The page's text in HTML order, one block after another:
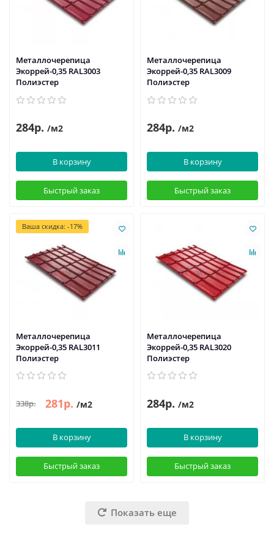
Металлочерепица
Экоррей-0,35 RAL3003
Полиэстер
284р. /м2
В корзину
Быстрый заказ
Металлочерепица
Экоррей-0,35 RAL3009
Полиэстер
284р. /м2
В корзину
Быстрый заказ
Ваша скидка: -17%
Металлочерепица
Экоррей-0,35 RAL3011
Полиэстер
338р. 281р. /м2
В корзину
Быстрый заказ
Металлочерепица
Экоррей-0,35 RAL3020
Полиэстер
284р. /м2
В корзину
Быстрый заказ
Показать еще